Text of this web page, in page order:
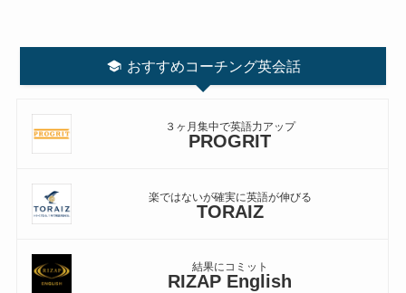
おすすめコーチング英会話
３ヶ月集中で英語力アップ
PROGRIT
楽ではないが確実に英語が伸びる
TORAIZ
結果にコミット
RIZAP English